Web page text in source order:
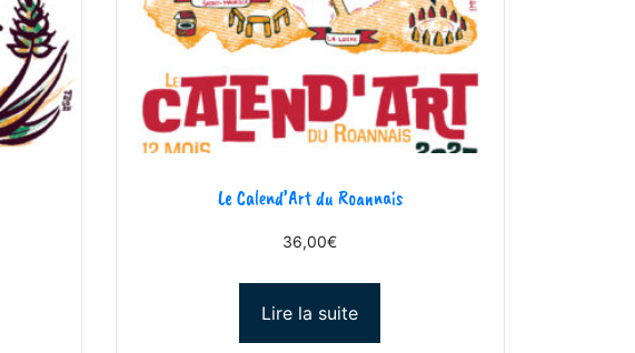
Le Calend’Art du Roannais
36,00€
Lire la suite